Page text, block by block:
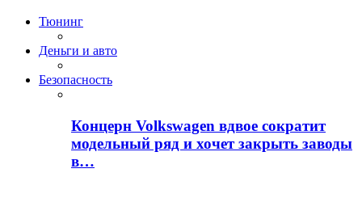
Тюнинг
Деньги и авто
Безопасность
Концерн Volkswagen вдвое сократит
модельный ряд и хочет закрыть заводы
в…